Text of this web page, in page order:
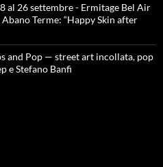
al 26 settembre - Ermitage Bel Air
Terme: “Happy Skin after
and Pop — street art incollata, pop
e Stefano Banfi